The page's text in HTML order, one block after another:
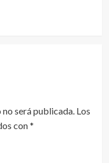
será publicada. Los
con*